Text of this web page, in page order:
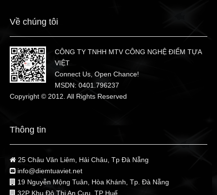
Về chúng tôi
CÔNG TY TNHH MTV CÔNG NGHỆ ĐIỂM TỰA
VIỆT
Connect Us, Open Chance!
MSDN: 0401.796237
Copyright © 2012. All Rights Reserved
Thông tin
25 Châu Văn Liêm, Hải Châu, Tp Đà Nẵng
info@diemtuaviet.net
19 Nguyễn Mộng Tuân, Hòa Khánh, Tp. Đà Nẵng
32P Khu Đô Thị An Cựu, TP Huế